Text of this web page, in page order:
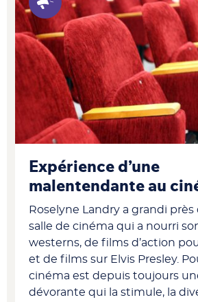
Expérience d’une
malentendante au
Roselyne Landry a grandi près
salle de cinéma qui a nourri
westerns, de films d’action
et de films sur Elvis Presley.
cinéma est depuis toujours
dévorante qui la stimule, la